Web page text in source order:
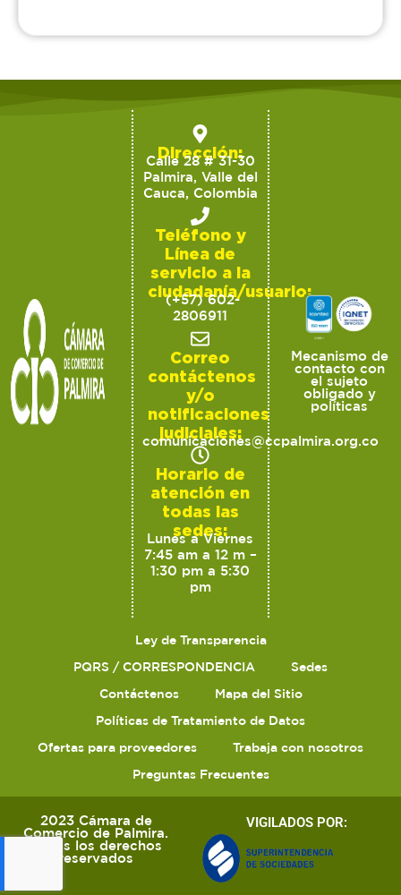
Dirección:
Calle 28 # 31-30
Palmira, Valle del
Cauca, Colombia
Teléfono y
Línea de
servicio a la
ciudadanía/usuario:
(+57) 602-
2806911
Correo
contáctenos
y/o
notificaciones
judiciales:
comunicaciones@ccpalmira.org.co
Horario de
atención en
todas las
sedes:
Lunes a Viernes
7:45 am a 12 m –
1:30 pm a 5:30
pm
Mecanismo de
contacto con
el sujeto
obligado y
políticas
Ley de Transparencia
PQRS / CORRESPONDENCIA
Sedes
Contáctenos
Mapa del Sitio
Políticas de Tratamiento de Datos
Ofertas para proveedores
Trabaja con nosotros
Preguntas Frecuentes
2023 Cámara de
Comercio de Palmira.
Todos los derechos
reservados
VIGILADOS POR: